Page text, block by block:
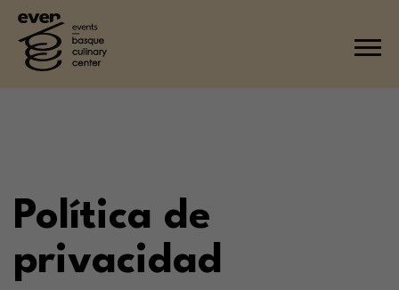
Política de
privacidad